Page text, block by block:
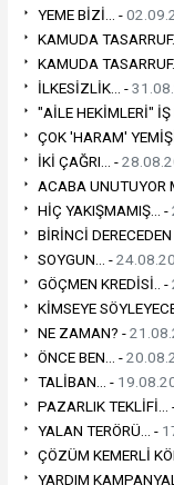
YEME BİZİ... -
KAMUDA
KAMUDA
İLKESİZLİK... -
"AİLE HEKİMLERİ" İŞ
ÇOK 'HARAM'
İKİ ÇAĞRI... -
ACABA UNUTUYOR
HİÇ YAKIŞMAMIŞ... -
BİRİNCİ
SOYGUN... -
GÖÇMEN KREDİSİ.. -
KİMSEYE
NE ZAMAN? -
ÖNCE BEN... -
TALİBAN... -
PAZARLIK TEKLİFİ...
YALAN TERÖRÜ... -
ÇÖZÜM KEMERLİ
YARDIM